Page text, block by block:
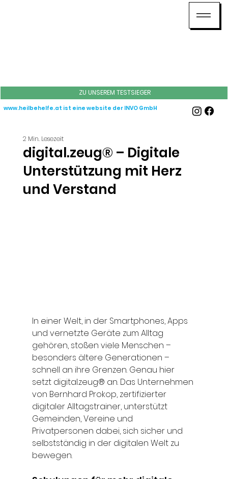
www.heilbehelfe.at ist eine website der INVO GmbH
ZU UNSEREM TESTSIEGER
digital.zeug® – Digitale
Unterstützung mit Herz
und Verstand
2 Min. Lesezeit
In einer Welt, in der Smartphones, Apps
und vernetzte Geräte zum Alltag
gehören, stoßen viele Menschen –
besonders ältere Generationen –
schnell an ihre Grenzen. Genau hier
setzt digital.zeug® an. Das Unternehmen
von Bernhard Prokop, zertifizierter
digitaler Alltagstrainer, unterstützt
Gemeinden, Vereine und
Privatpersonen dabei, sich sicher und
selbstständig in der digitalen Welt zu
bewegen.